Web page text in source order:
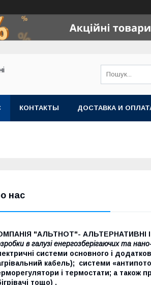
КОНТАКТЫ ДОСТАВКА И
нас
"АЛЬТНОТ"- АЛЬТЕРНАТИВНІ І
в галузі енергозберігаючих та
системи основного і
кабель);
системи
і термостати; а також
тощо) .